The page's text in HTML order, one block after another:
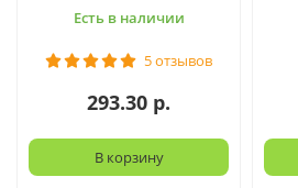
Есть в наличии
5 отзывов
293.30 р.
В корзину